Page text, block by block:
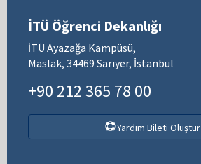
İTÜ Öğrenci Dekanlığı
İTÜ Ayazağa Kampüsü,
Maslak, 34469 Sarıyer, İstanbul
+90 212 365 78 00
Yardım Bileti Oluştur